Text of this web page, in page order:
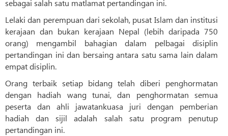
sebagai salah satu matlamat pertandingan ini.
Lelaki dan perempuan dari sekolah, pusat Islam dan institusi
kerajaan dan bukan kerajaan Nepal (lebih daripada 750
orang) mengambil bahagian dalam pelbagai disiplin
pertandingan ini dan bersaing antara satu sama lain dalam
empat disiplin.
Orang terbaik setiap bidang telah diberi penghormatan
dengan hadiah wang tunai, dan penghormatan semua
peserta dan ahli jawatankuasa juri dengan pemberian
hadiah dan sijil adalah salah satu program penutup
pertandingan ini.